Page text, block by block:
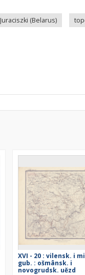
Juraciszki (Belarus)
XVI - 20 : vilensk. i
gub. : ošmânsk. i
novogrudsk. uězd